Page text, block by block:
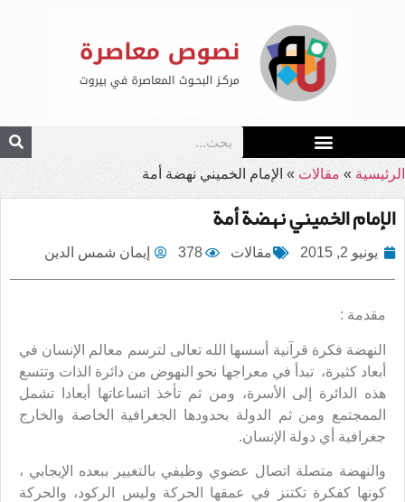
الرئيسية » مقالات » الإمام الخميني نهضة أمة
الإمام الخميني نهضة أمة
يونيو 2, 2015 مقالات 378 إيمان شمس الدين
مقدمة :
النهضة فكرة قرآنية أسسها الله تعالى لترسم معالم الإنسان في
أبعاد كثيرة، تبدأ في معراجها نحو النهوض من دائرة الذات وتتسع
هذه الدائرة إلى الأسرة، ومن ثم تأخذ اتساعاتها أبعادا تشمل
الممجتمع ومن ثم الدولة بحدودها الجغرافية الخاصة والخارج
جغرافية أي دولة الإنسان.
والنهضة متصلة اتصال عضوي وظيفي بالتغيير ببعده الإيجابي ،
كونها كفكرة تكتنز في عمقها الحركة وليس الركود، والحركة